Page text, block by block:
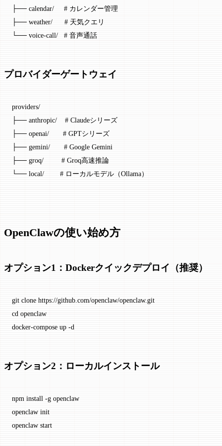
├── calendar/
     # カレンダー管理
├── weather/
      # 天気クエリ
└── voice-call/
   # 音声通話
プロバイダーゲートウェイ
providers/
├── anthropic/
    # Claudeシリーズ
├── openai/
       # GPTシリーズ
├── gemini/
       # Google Gemini
├── groq/
         # Groq高速推論
└── local/
        # ローカルモデル（Ollama）
OpenClawの使い始め方
オプション1：Dockerクイックデプロイ（推奨）
git clone https://github.com/openclaw/openclaw.git
cd openclaw
docker-compose up -d
オプション2：ローカルインストール
npm install -g openclaw
openclaw init
openclaw start